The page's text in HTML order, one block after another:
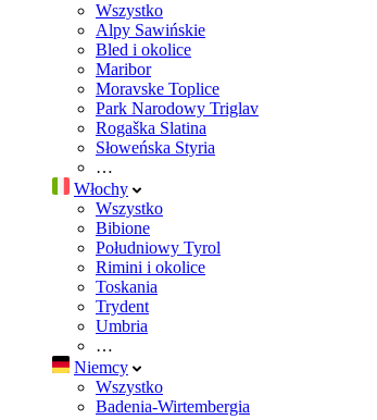
Wszystko
Alpy Sawińskie
Bled i okolice
Maribor
Moravske Toplice
Park Narodowy Triglav
Rogaška Slatina
Słoweńska Styria
…
Włochy
Wszystko
Bibione
Południowy Tyrol
Rimini i okolice
Toskania
Trydent
Umbria
…
Niemcy
Wszystko
Badenia-Wirtembergia